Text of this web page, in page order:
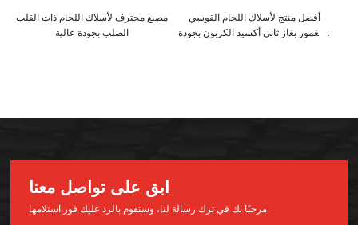
مصنع محترف لأسلاك اللحام ذات القلب
الصلب بجودة عالية
أفضل منتج لأسلاك اللحام القوسي
المغمور بغاز ثاني أكسيد الكربون بجودة
ابق على تواصل معنا
مرحبًا بك في ترك رسالة لنا، وسنقوم بالرد عليك فور استلامها.